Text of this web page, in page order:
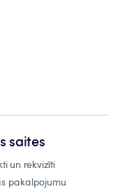
saites
un rekvizīti
pakalpojumu